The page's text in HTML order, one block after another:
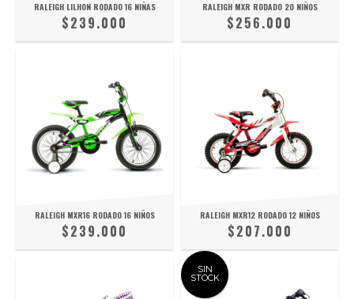
RALEIGH LILHON RODADO 16 NIÑAS
$239.000
RALEIGH MXR RODADO 20 NIÑOS
$256.000
RALEIGH MXR16 RODADO 16 NIÑOS
$239.000
RALEIGH MXR12 RODADO 12 NIÑOS
$207.000
SIN
STOCK